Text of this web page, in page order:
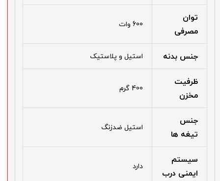
توان
مصرفی
600 وات
جنس بدنه استیل و پلاستیک
ظرفیت
مخزن
400 گرم
جنس
تیغه ها
استیل ضدزنگ
سیستم
ایمنی درب
دارد